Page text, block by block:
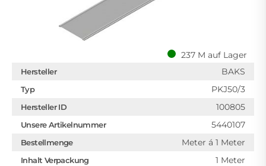
237 M auf Lager
Hersteller BAKS
Typ PKJ50/3
Hersteller ID 100805
Unsere Artikelnummer 5440107
Bestellmenge Meter á 1 Meter
Inhalt Verpackung 1 Meter